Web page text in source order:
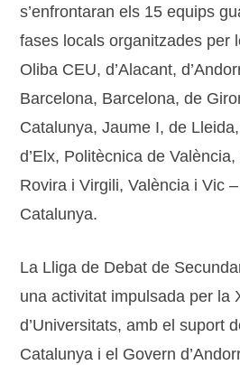
s’enfrontaran els 15 equips
fases locals organitzades per
Oliba CEU, d’Alacant,
Barcelona, Barcelona, de
Catalunya, Jaume I, de
d’Elx, Politècnica de
Rovira i Virgili, València i Vic
Catalunya.
La Lliga de Debat de
una activitat impulsada per la
d’Universitats, amb el suport
Catalunya i el Govern